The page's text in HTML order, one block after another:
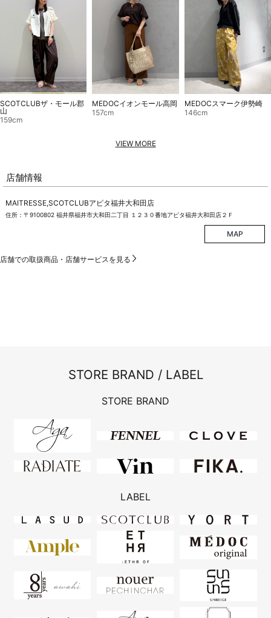
SCOTCLUBザ・モール郡
山
159cm
MEDOCイオンモール高岡
157cm
MEDOCスマーク伊勢崎
146cm
VIEW MORE
店舗情報
MAITRESSE,SCOTCLUBアピタ福井大和田店
住所：〒9100802 福井県福井市大和田二丁目 １２３０番地アピタ福井大和田店２Ｆ
MAP
店舗での取扱商品・店舗サービスを見る
STORE BRAND / LABEL
STORE BRAND
LABEL